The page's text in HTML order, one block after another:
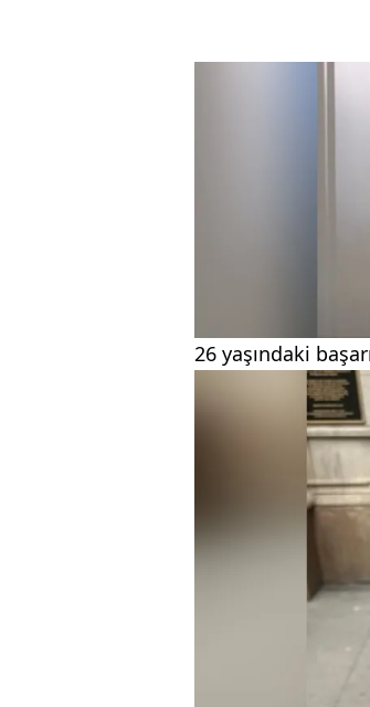
26 yaşındaki